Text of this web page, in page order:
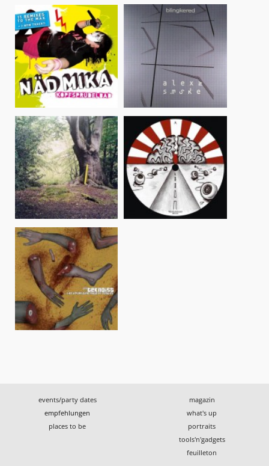
events/party dates
empfehlungen
places to be
magazin
what's up
portraits
tools'n'gadgets
feuilleton